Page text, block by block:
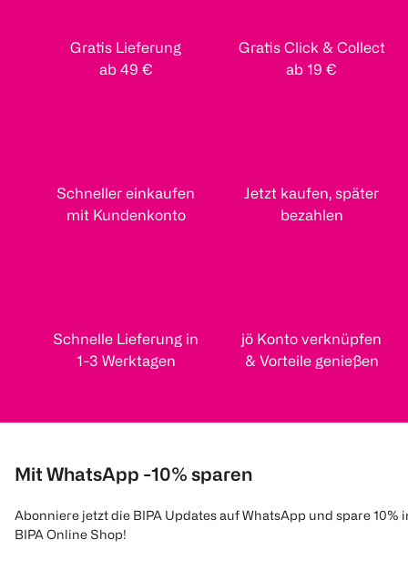
Gratis Lieferung
ab 49 €
Gratis Click & Collect
ab 19 €
Schneller einkaufen
mit Kundenkonto
Jetzt kaufen, später
bezahlen
Schnelle Lieferung in
1-3 Werktagen
jö Konto verknüpfen
& Vorteile genießen
Mit WhatsApp -10% sparen
Abonniere jetzt die BIPA Updates auf WhatsApp und spare 10%
BIPA Online Shop!